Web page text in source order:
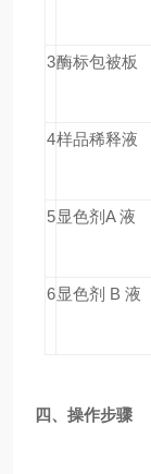
3酶标包被板
4样品稀释液
5显色剂A 液
6显色剂 B 液
四、 操作步骤